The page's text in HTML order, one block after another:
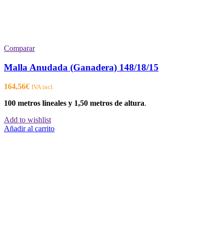
Comparar
Malla Anudada (Ganadera) 148/18/15
164,56€ IVA incl.
100 metros lineales y 1,50 metros de altura.
Add to wishlist
Añadir al carrito